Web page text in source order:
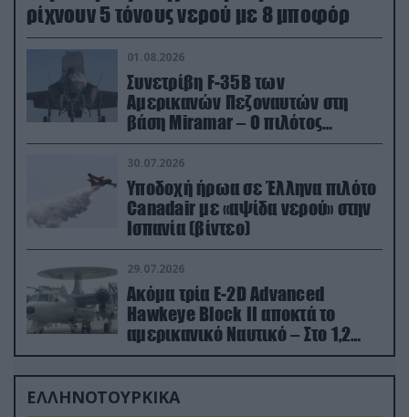
ρίχνουν 5 τόνους νερού με 8 μποφόρ
01.08.2026
Συνετρίβη F-35B των
Αμερικανών Πεζοναυτών στη
βάση Miramar – Ο πιλότος
εκτινάχθηκε εγκαίρως
30.07.2026
Υποδοχή ήρωα σε Έλληνα πιλότο
Canadair με «αψίδα νερού» στην
Ισπανία (βίντεο)
29.07.2026
Ακόμα τρία E-2D Advanced
Hawkeye Block II αποκτά το
αμερικανικό Ναυτικό – Στο 1,2
δισ.δολάρια το κόστος
ΕΛΛΗΝΟΤΟΥΡΚΙΚΑ